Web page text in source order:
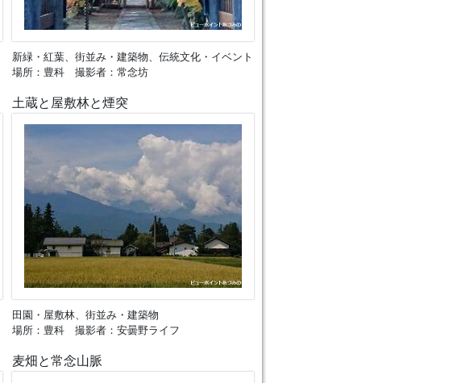
新緑・紅葉、街並み・建築物、伝統文化・イベント
場所：豊科 撮影者：常念坊
土蔵と屋敷林と煙突
田園・屋敷林、街並み・建築物
場所：豊科 撮影者：安曇野ライフ
麦畑と常念山脈